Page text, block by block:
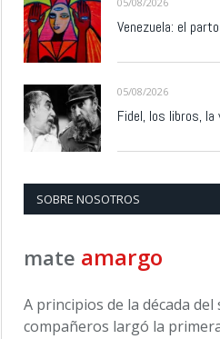
Venezuela: el
05/08/2026
Fidel, los libros,
SOBRE NOSOTROS
mate amargo
A principios de la década
compañeros largó la